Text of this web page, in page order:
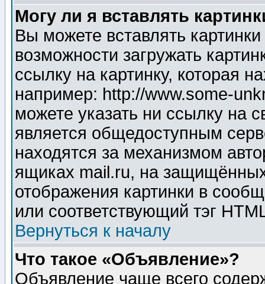
Могу ли я вставлять
Вы можете вставлять
возможности загружать
ссылку на картинку, которая
например: http://www.some-
можете указать ни ссылку на
является общедоступным
находятся за механизмом
ящиках mail.ru, на
отображения картинки в
или соответствующий тэг
Вернуться к началу
Что такое «Объявление»?
Объявление чаще всего